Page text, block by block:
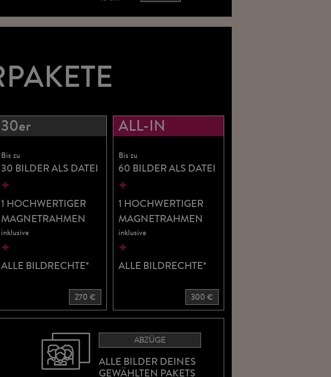
30er
Bis zu
30 BILDER ALS DATEI
+
1 HOCHWERTIGER
MAGNETRAHMEN
inklusive
+
ALLE BILDRECHTE*
270 €
ALL-IN
Bis zu
60 BILDER ALS DATEI
+
1 HOCHWERTIGER
MAGNETRAHMEN
inklusive
+
ALLE BILDRECHTE*
300 €
ABZÜGE
ALLE BILDER DEINES
GEWÄHLTEN PAKETS